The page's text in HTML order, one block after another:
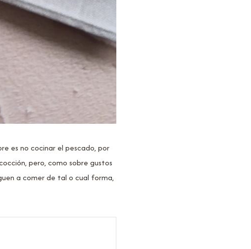
es no cocinar el pescado, por
pero, como sobre gustos
a comer de tal o cual forma,